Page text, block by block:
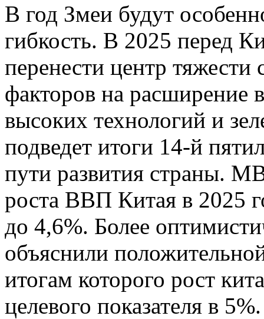
В год Змеи будут
гибкость. В 2025 перед
перенести центр
факторов на расширение
высоких технологий и
подведет итоги 14-й
пути развития страны.
роста ВВП Китая в 2025
до 4,6%. Более
объяснили
итогам которого рост
целевого показателя в